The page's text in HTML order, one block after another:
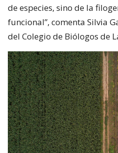
de especies, sino de la
funcional”, comenta Silvia
del Colegio de Biólogos de